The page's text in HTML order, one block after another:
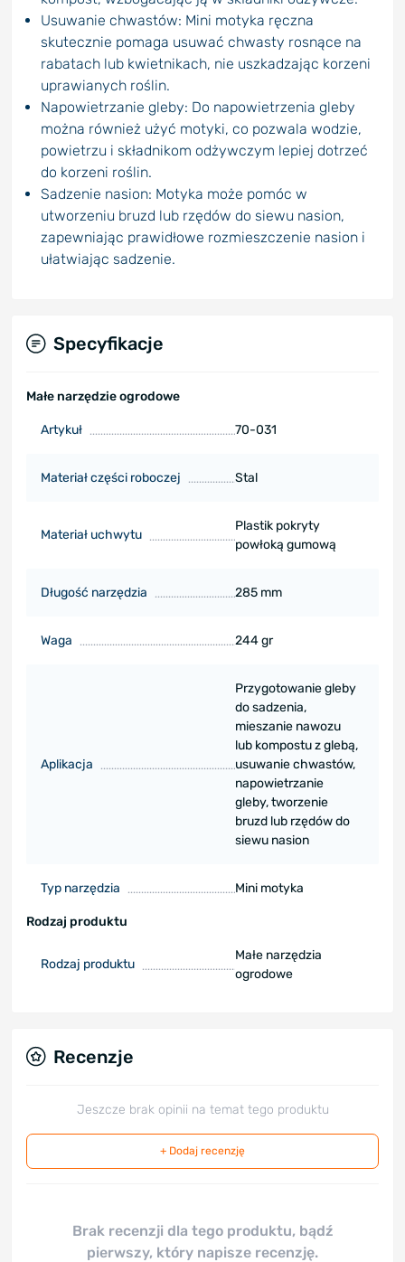
Usuwanie chwastów: Mini motyka ręczna
skutecznie pomaga usuwać chwasty rosnące na
rabatach lub kwietnikach, nie uszkadzając korzeni
uprawianych roślin.
Napowietrzanie gleby: Do napowietrzenia gleby
można również użyć motyki, co pozwala wodzie,
powietrzu i składnikom odżywczym lepiej dotrzeć
do korzeni roślin.
Sadzenie nasion: Motyka może pomóc w
utworzeniu bruzd lub rzędów do siewu nasion,
zapewniając prawidłowe rozmieszczenie nasion i
ułatwiając sadzenie.
Specyfikacje
Małe narzędzie ogrodowe
Artykuł 70-031
Materiał części roboczej Stal
Materiał uchwytu
Plastik pokryty
powłoką gumową
Długość narzędzia 285 mm
Waga 244 gr
Aplikacja
Przygotowanie gleby
do sadzenia,
mieszanie nawozu
lub kompostu z glebą,
usuwanie chwastów,
napowietrzanie
gleby, tworzenie
bruzd lub rzędów do
siewu nasion
Typ narzędzia Mini motyka
Rodzaj produktu
Rodzaj produktu
Małe narzędzia
ogrodowe
Recenzje
Jeszcze brak opinii na temat tego produktu
+ Dodaj recenzję
Brak recenzji dla tego produktu, bądź
pierwszy, który napisze recenzję.